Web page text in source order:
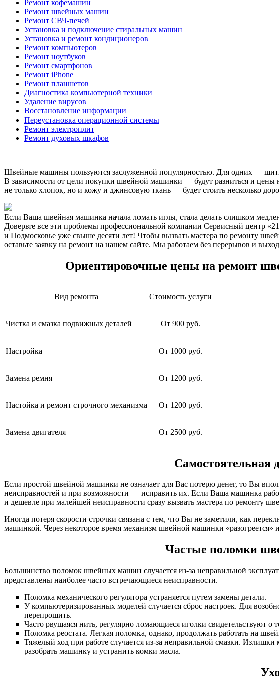
Ремонт кофемашин
Ремонт швейных машин
Ремонт СВЧ-печей
Установка и подключение стиральных машин
Установка и ремонт кондиционеров
Ремонт компьютеров
Ремонт ноутбуков
Ремонт смартфонов
Ремонт iPhone
Ремонт планшетов
Диагностика компьютерной техники
Удаление вирусов
Восстановление информации
Переустановка операционной системы
Ремонт электроплит
Ремонт духовых шкафов
Швейные машины пользуются заслуженной популярностью. Для одних —
В зависимости от цели покупки швейной машинки — будут разниться и цены
не только хлопок, но и кожу и джинсовую ткань — будет стоить несколько
Если Ваша швейная машинка начала ломать иглы, стала делать слишком
Доверьте все эти проблемы профессиональной компании Сервисный центр
и Подмосковье уже свыше десяти лет! Чтобы вызвать мастера по ремонту
оставьте заявку на ремонт на нашем сайте. Мы работаем без перерывов и
Ориентировочные цены на ремонт
Вид ремонта Стоимость услуги
Чистка и смазка подвижных деталей От 900 руб.
Настройка От 1000 руб.
Замена ремня От 1200 руб.
Настойка и ремонт строчного механизма От 1200 руб.
Замена двигателя От 2500 руб.
Самостоятельная
Если простой швейной машинки не означает для Вас потерю денег, то Вы
неисправностей и при возможности — исправить их. Если Ваша машинка
и дешевле при малейшей неисправности сразу вызвать мастера по ремонту
Иногда потеря скорости строчки связана с тем, что Вы не заметили, как
машинкой. Через некоторое время механизм швейной машинки «разогреется»
Частые поломки
Большинство поломок швейных машин случается из-за неправильной
представлены наиболее часто встречающиеся неисправности.
Поломка механического регулятора устраняется путем замены детали.
У компьютеризированных моделей случается сброс настроек. Для
перепрошить.
Часто рвущаяся нить, регулярно ломающиеся иголки свидетельствуют
Поломка реостата. Легкая поломка, однако, продолжать работать на
Тяжелый ход при работе случается из-за неправильной смазки.
разобрать машинку и устранить комки масла.